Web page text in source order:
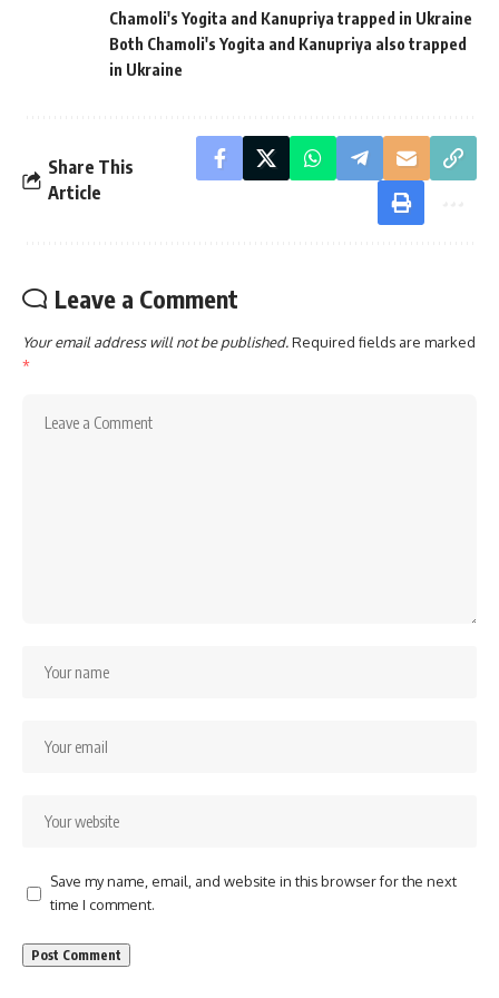
Chamoli's Yogita and Kanupriya trapped in Ukraine
Both Chamoli's Yogita and Kanupriya also trapped
in Ukraine
Share This
Article
Leave a Comment
Your email address will not be published.Required fields are marked
*
Save my name, email, and website in this browser for the next
time I comment.